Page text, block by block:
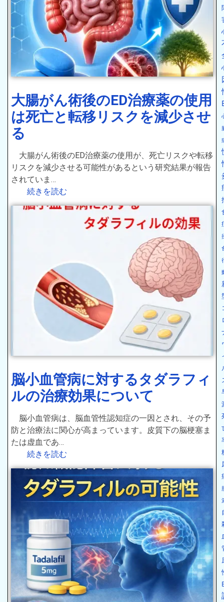
大腸がん術後のED治療薬の使用
は死亡と転移リスクを減少させ
る
大腸がん術後のED治療薬の使用が、死亡リスクや転移
リスクを減少させる可能性があるという研究結果が報告
されていま…
続きを読む
脳小血管病に対するタダラフィ
ルの治療効果について
脳小血管病は、脳血管性認知症の一因とされ、その予
防と治療法に関心が高まっています。皮質下の脳梗塞ま
たは虚血であ…
続きを読む